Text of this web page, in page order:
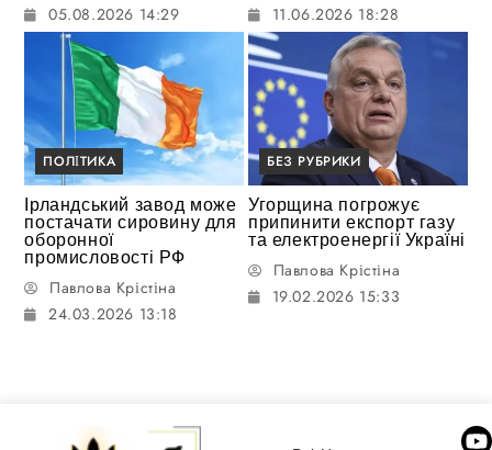
05.08.2026 14:29
11.06.2026 18:28
ПОЛІТИКА
Ірландський завод може
постачати сировину для
оборонної
промисловості РФ
Павлова Крістіна
24.03.2026 13:18
БЕЗ РУБРИКИ
Угорщина погрожує
припинити експорт газу
та електроенергії Україні
Павлова Крістіна
19.02.2026 15:33